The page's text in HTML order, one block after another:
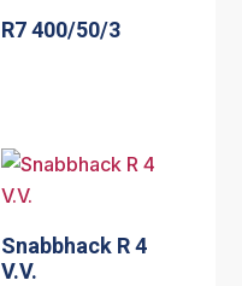
R7 400/50/3
Snabbhack R 4
V.V.